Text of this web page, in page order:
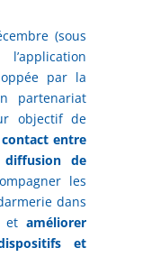
(sous
par la
partenariat
objectif de
entre
diffusion de
les
dans
etaméliorer
et